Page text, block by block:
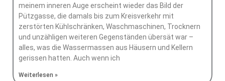
meinem inneren Auge erscheint wieder das Bild der
Pützgasse, die damals bis zum Kreisverkehr mit
zerstörten Kühlschränken, Waschmaschinen, Trocknern
und unzähligen weiteren Gegenständen übersät war –
alles, was die Wassermassen aus Häusern und Kellern
gerissen hatten. Auch wenn ich
Weiterlesen »